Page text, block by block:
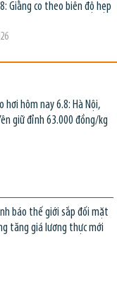
Giằng co theo biên độ hẹp
hơi hôm nay 6.8: Hà Nội,
giữ đỉnh 63.000 đồng/kg
báo thế giới sắp đối mặt
tăng giá lương thực mới